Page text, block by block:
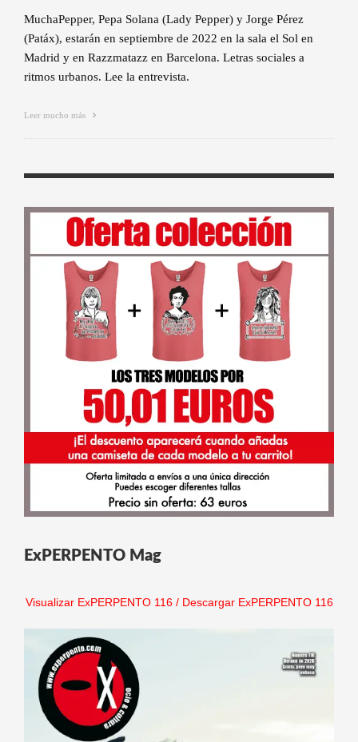
MuchaPepper, Pepa Solana (Lady Pepper) y Jorge Pérez
(Patáx), estarán en septiembre de 2022 en la sala el Sol en
Madrid y en Razzmatazz en Barcelona. Letras sociales a
ritmos urbanos. Lee la entrevista.
Leer mucho más
ExPERPENTO Mag
Visualizar ExPERPENTO 116/ Descargar ExPERPENTO 116